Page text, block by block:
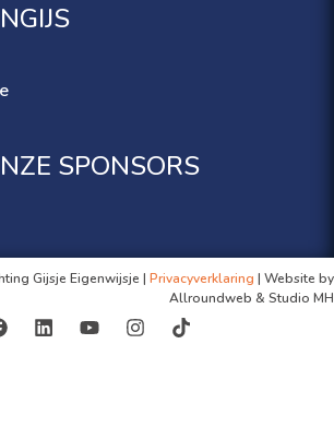
SPONSORS
Gijsje Eigenwijsje | Privacyverklaring | Website by
Allroundweb & Studio MH